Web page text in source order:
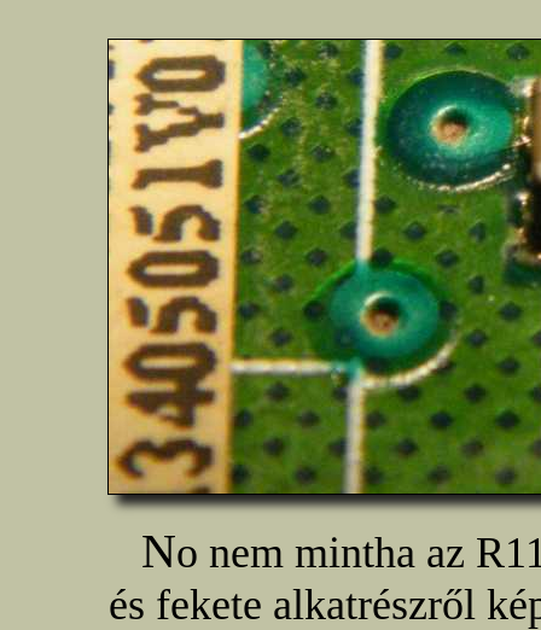
No nem mintha az
és fekete alkatrészről